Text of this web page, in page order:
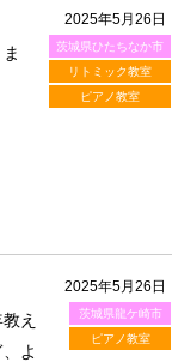
2025年5月26日
茨城県ひたちなか市
リトミック教室
ピアノ教室
2025年5月26日
茨城県龍ケ崎市
ピアノ教室
え
よ